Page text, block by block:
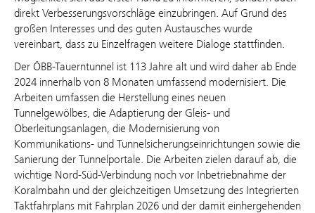
direkt Verbesserungsvorschläge einzubringen. Auf Grund des
großen Interesses und des guten Austausches wurde
vereinbart, dass zu Einzelfragen weitere Dialoge stattfinden.
Der ÖBB-Tauerntunnel ist 113 Jahre alt und wird daher ab Ende
2024 innerhalb von 8 Monaten umfassend modernisiert. Die
Arbeiten umfassen die Herstellung eines neuen
Tunnelgewölbes, die Adaptierung der Gleis- und
Oberleitungsanlagen, die Modernisierung von
Kommunikations- und Tunnelsicherungseinrichtungen sowie die
Sanierung der Tunnelportale. Die Arbeiten zielen darauf ab, die
wichtige Nord-Süd-Verbindung noch vor Inbetriebnahme der
Koralmbahn und der gleichzeitigen Umsetzung des Integrierten
Taktfahrplans mit Fahrplan 2026 und der damit einhergehenden